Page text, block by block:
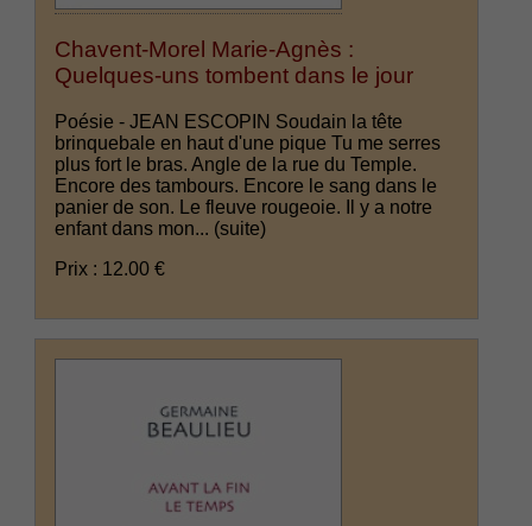
Chavent-Morel Marie-Agnès :
Quelques-uns tombent dans le jour
Poésie - JEAN ESCOPIN Soudain la tête
brinquebale en haut d'une pique Tu me serres
plus fort le bras. Angle de la rue du Temple.
Encore des tambours. Encore le sang dans le
panier de son. Le fleuve rougeoie. Il y a notre
enfant dans mon... (suite)
Prix : 12.00 €